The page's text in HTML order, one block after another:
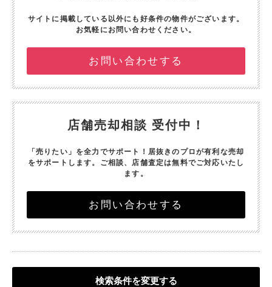
サイトに掲載している以外にも好条件の物件がございます。
お気軽にお問い合わせください。
お問い合わせする
店舗売却相談 受付中！
「売りたい」を全力でサポート！ 居抜きのプロが有利な売却
をサポートします。 ご相談、店舗査定は無料でご対応いたし
ます。
お問い合わせする
検索条件を変更する